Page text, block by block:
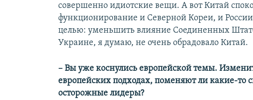
совершенно идиотские вещи. А вот Китай
функционирование и Северной Кореи, и
целью: уменьшить влияние Соединенных
Украине, я думаю, не очень обрадовало Китай.
– Вы уже коснулись европейской темы.
европейских подходах, поменяют ли какие-то
осторожные лидеры?